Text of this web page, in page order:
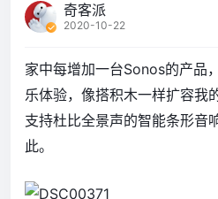
奇客派
2020-10-22
家中每增加一台Sonos的产品
乐体验，像搭积木一样扩容我
支持杜比全景声的智能条形
此。